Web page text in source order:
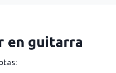
en guitarra